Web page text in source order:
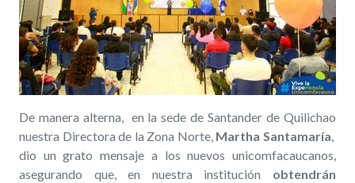
De manera alterna, en la sede de Santander de Quilichao
nuestra Directora de la Zona Norte, Martha Santamaría,
dio un grato mensaje a los nuevos unicomfacaucanos,
asegurando que, en nuestra institución obtendrán